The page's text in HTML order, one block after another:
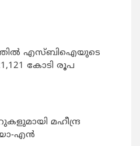
എസ്ബിഐയുടെ
കോടി രൂപ
മഹീന്ദ്ര
എൻ